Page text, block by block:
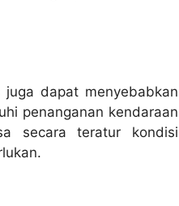
dapat menyebabkan
penanganan kendaraan
secara teratur kondisi